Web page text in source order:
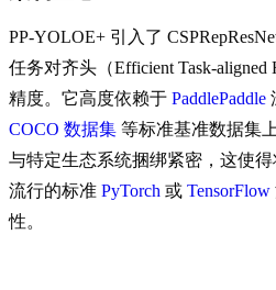
PP-YOLOE+ 引入了
任务对齐头（Efficient Task-aligned
精度。它高度依赖于 PaddlePaddle
COCO 数据集 等标准基准数据集
与特定生态系统捆绑紧密，这使
流行的标准 PyTorch 或 TensorFlow
性。